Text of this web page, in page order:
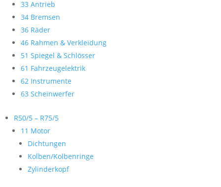
33 Antrieb
34 Bremsen
36 Räder
46 Rahmen & Verkleidung
51 Spiegel & Schlösser
61 Fahrzeugelektrik
62 Instrumente
63 Scheinwerfer
R50/5 – R75/5
11 Motor
Dichtungen
Kolben/Kolbenringe
Zylinderkopf